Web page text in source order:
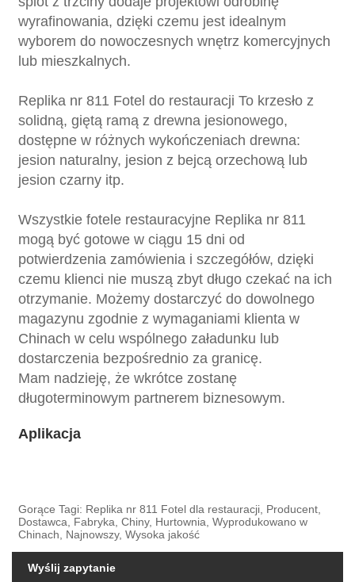
wyrafinowania, dzięki czemu jest idealnym
wyborem do nowoczesnych wnętrz komercyjnych
lub mieszkalnych.
Replika nr 811 Fotel do restauracji To krzesło z
solidną, giętą ramą z drewna jesionowego,
dostępne w różnych wykończeniach drewna:
jesion naturalny, jesion z bejcą orzechową lub
jesion czarny itp.
Wszystkie fotele restauracyjne Replika nr 811
mogą być gotowe w ciągu 15 dni od
potwierdzenia zamówienia i szczegółów, dzięki
czemu klienci nie muszą zbyt długo czekać na ich
otrzymanie. Możemy dostarczyć do dowolnego
magazynu zgodnie z wymaganiami klienta w
Chinach w celu wspólnego załadunku lub
dostarczenia bezpośrednio za granicę.
Mam nadzieję, że wkrótce zostanę
długoterminowym partnerem biznesowym.
Aplikacja
Gorące Tagi: Replika nr 811 Fotel dla restauracji, Producent,
Dostawca, Fabryka, Chiny, Hurtownia, Wyprodukowano w
Chinach, Najnowszy, Wysoka jakość
Wyślij zapytanie